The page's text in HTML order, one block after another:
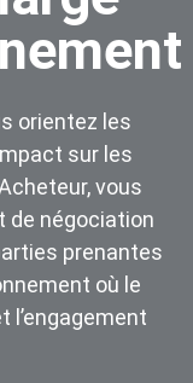
orientez les
sur les
vous
de négociation
prenantes
où le
l’engagement